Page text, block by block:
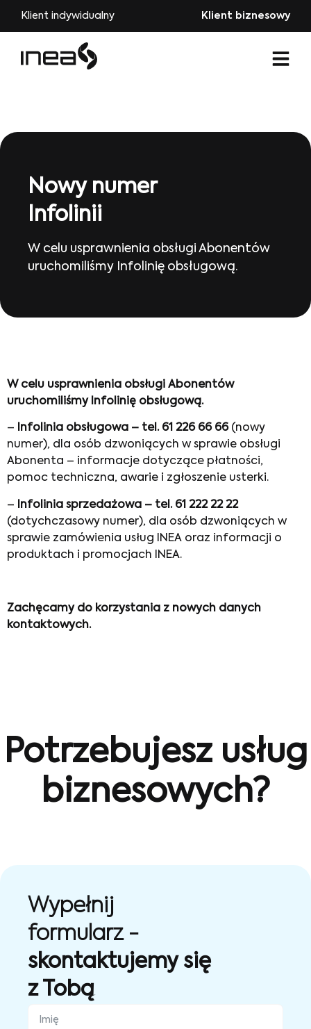
Klient indywidualny Klient biznesowy
Nowy numer
Infolinii
W celu usprawnienia obsługi Abonentów
uruchomiliśmy Infolinię obsługową.
W celu usprawnienia obsługi Abonentów
uruchomiliśmy Infolinię obsługową.
– Infolinia obsługowa – tel. 61 226 66 66(nowy
numer), dla osób dzwoniących w sprawie obsługi
Abonenta – informacje dotyczące płatności,
pomoc techniczna, awarie i zgłoszenie usterki.
–
Infolinia sprzedażowa – tel. 61 222 22 22
(dotychczasowy numer), dla osób dzwoniących w
sprawie zamówienia usług INEA oraz informacji o
produktach i promocjach INEA.
Zachęcamy do korzystania z nowych danych
kontaktowych.
Potrzebujesz usług
biznesowych?
Wypełnij
formularz -
skontaktujemy się
z Tobą